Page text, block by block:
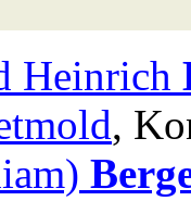
Heinrich
,